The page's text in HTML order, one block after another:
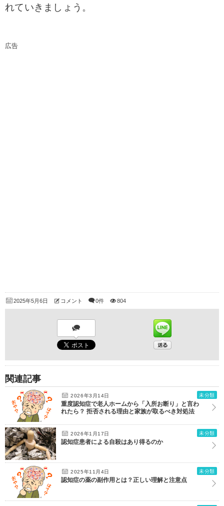
れていきましょう。
広告
2025年5月6日 コメント 0件 804
関連記事
2026年3月14日 未分類
重度認知症で老人ホームから「入所お断り」と言わ
れたら？ 拒否される理由と家族が取るべき対処法
2026年1月17日 未分類
認知症患者による自殺はあり得るのか
2025年11月4日 未分類
認知症の薬の副作用とは？正しい理解と注意点